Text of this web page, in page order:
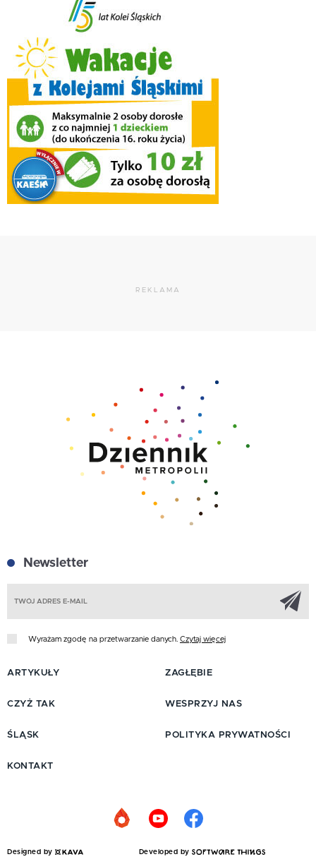
REKLAMA
Newsletter
Wyrażam zgodę na przetwarzanie danych. Czytaj więcej
ARTYKUŁY
CZYŻ TAK
ŚLĄSK
ZAGŁĘBIE
WESPRZYJ NAS
POLITYKA PRYWATNOŚCI
KONTAKT
Designed by Developed by